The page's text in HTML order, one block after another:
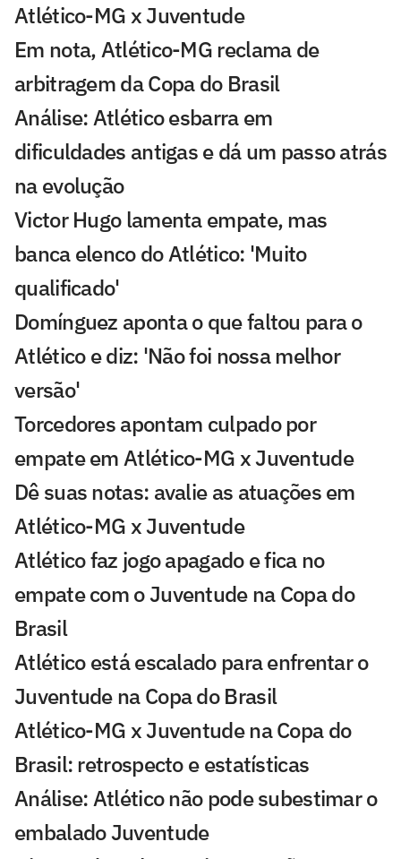
Atlético-MG x Juventude
Em nota, Atlético-MG reclama de
arbitragem da Copa do Brasil
Análise: Atlético esbarra em
dificuldades antigas e dá um passo atrás
na evolução
Victor Hugo lamenta empate, mas
banca elenco do Atlético: 'Muito
qualificado'
Domínguez aponta o que faltou para o
Atlético e diz: 'Não foi nossa melhor
versão'
Torcedores apontam culpado por
empate em Atlético-MG x Juventude
Dê suas notas: avalie as atuações em
Atlético-MG x Juventude
Atlético faz jogo apagado e fica no
empate com o Juventude na Copa do
Brasil
Atlético está escalado para enfrentar o
Juventude na Copa do Brasil
Atlético-MG x Juventude na Copa do
Brasil: retrospecto e estatísticas
Análise: Atlético não pode subestimar o
embalado Juventude